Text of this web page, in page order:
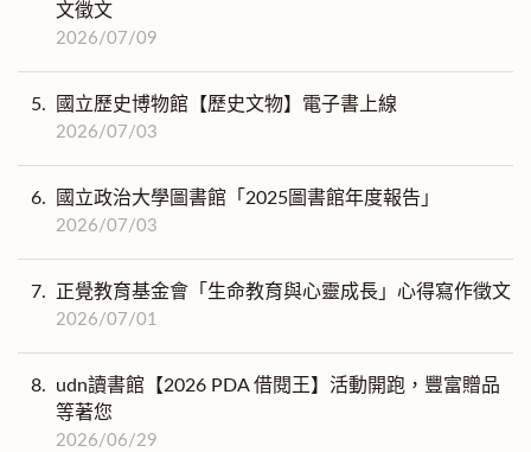
文徵文
2026/07/09
5. 國立歷史博物館【歷史文物】電子書上線
2026/07/03
6. 國立政治大學圖書館「2025圖書館年度報告」
2026/07/03
7. 正覺教育基金會「生命教育與心靈成長」心得寫作徵文
2026/07/01
8.
udn讀書館【2026 PDA 借閱王】活動開跑，豐富贈品
等著您
2026/06/29